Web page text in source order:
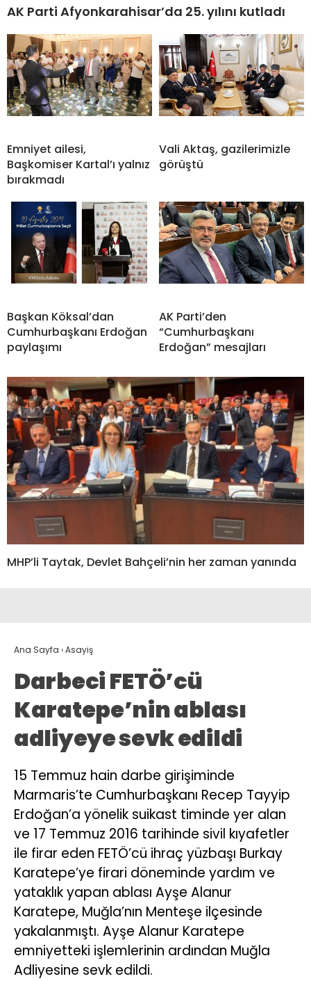
AK Parti Afyonkarahisar’da 25. yılını kutladı
Emniyet ailesi,
Başkomiser Kartal’ı yalnız
bırakmadı
Vali Aktaş, gazilerimizle
görüştü
Başkan Köksal’dan
Cumhurbaşkanı Erdoğan
paylaşımı
AK Parti’den
“Cumhurbaşkanı
Erdoğan” mesajları
MHP’li Taytak, Devlet Bahçeli’nin her zaman yanında
Ana Sayfa ›Asayiş
Darbeci FETÖ’cü
Karatepe’nin ablası
adliyeye sevk edildi
15 Temmuz hain darbe girişiminde
Marmaris’te Cumhurbaşkanı Recep Tayyip
Erdoğan’a yönelik suikast timinde yer alan
ve 17 Temmuz 2016 tarihinde sivil kıyafetler
ile firar eden FETÖ’cü ihraç yüzbaşı Burkay
Karatepe’ye firari döneminde yardım ve
yataklık yapan ablası Ayşe Alanur
Karatepe, Muğla’nın Menteşe ilçesinde
yakalanmıştı. Ayşe Alanur Karatepe
emniyetteki işlemlerinin ardından Muğla
Adliyesine sevk edildi.